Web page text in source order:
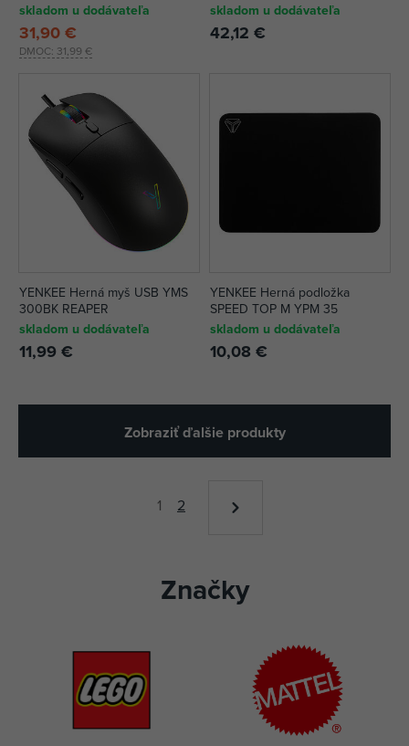
skladom u dodávateľa
DMOC: 31,99 €
31,90 €
skladom u dodávateľa
42,12 €
YENKEE Herná myš USB YMS
300BK REAPER
skladom u dodávateľa
11,99 €
YENKEE Herná podložka
SPEED TOP M YPM 35
skladom u dodávateľa
10,08 €
Zobraziť ďalšie produkty
1 2
Značky